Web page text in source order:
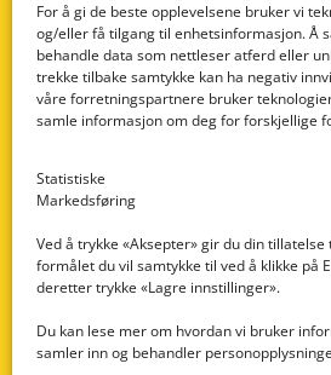
For å gi de beste opplevelsene bruker vi
og/eller få tilgang til enhetsinformasjon. Å
behandle data som nettleser atferd eller
trekke tilbake samtykke kan ha negativ
våre forretningspartnere bruker
samle informasjon om deg for forskjellige
Statistiske
Markedsføring
Ved å trykke «Aksepter» gir du din
formålet du vil samtykke til ved å klikke på
deretter trykke «Lagre innstillinger».
Du kan lese mer om hvordan vi bruker
samler inn og behandler
Nedre Nøttveit 60,
Email:
Org. nr: 996430022